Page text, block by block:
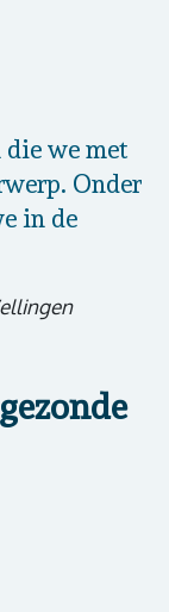
die we met
Onder
in de